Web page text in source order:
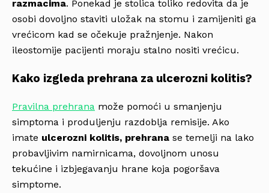
razmacima. Ponekad je stolica toliko redovita da je
osobi dovoljno staviti uložak na stomu i zamijeniti ga
vrećicom kad se očekuje pražnjenje. Nakon
ileostomije pacijenti moraju stalno nositi vrećicu.
Kako izgleda prehrana za ulcerozni kolitis?
Pravilna prehrana može pomoći u smanjenju
simptoma i produljenju razdoblja remisije. Ako
imate ulcerozni kolitis, prehrana se temelji na lako
probavljivim namirnicama, dovoljnom unosu
tekućine i izbjegavanju hrane koja pogoršava
simptome.